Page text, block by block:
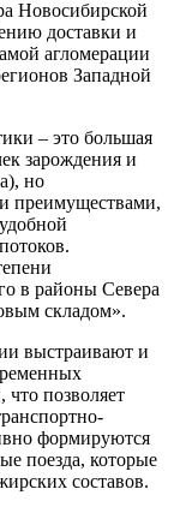
Новосибирской
доставки и
агломерации
Западной
– это большая
зарождения и
но
преимуществами,
в районы Севера
складом».
выстраивают и
что позволяет
формируются
поезда, которые
составов.